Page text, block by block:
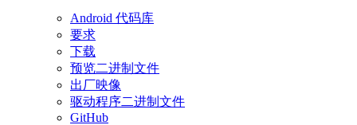
Android 代码库
要求
下载
预览二进制文件
出厂映像
驱动程序二进制文件
GitHub